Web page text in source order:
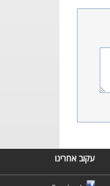
עקוב אחרינו